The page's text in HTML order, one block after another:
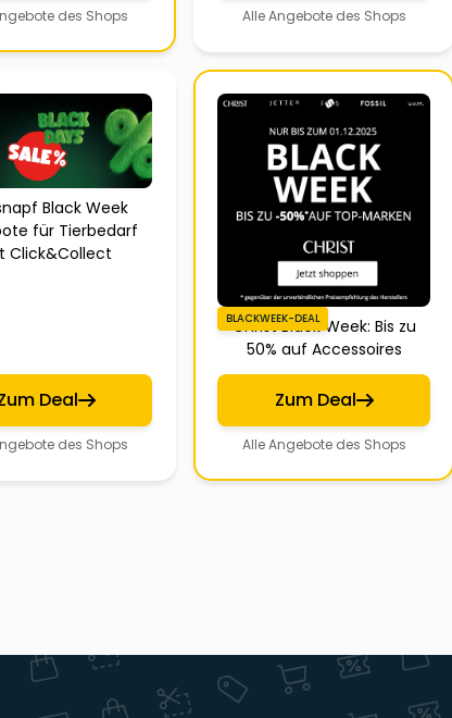
des Shops Alle Angebote des Shops
Black Week
für Tierbedarf
Click&Collect
Deal
des Shops
BLACKWEEK-DEAL
Christ Black Week: Bis zu
50% auf Accessoires
Zum Deal
Alle Angebote des Shops